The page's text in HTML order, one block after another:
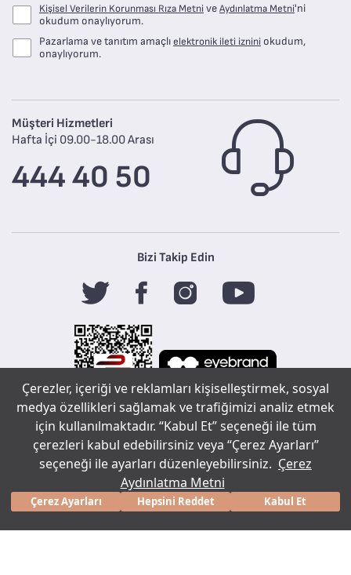
Çerezler, içeriği ve reklamları kişiselleştirmek, sosyal
medya özellikleri sağlamak ve trafiğimizi analiz etmek
için kullanılmaktadır. “Kabul Et” seçeneği ile tüm
çerezleri kabul edebilirsiniz veya “Çerez Ayarları”
seçeneği ile ayarları düzenleyebilirsiniz. Çerez
Aydınlatma Metni
Çerez Ayarları Hepsini Reddet Kabul Et
Kişisel Verilerin Korunması Rıza MetniveAydınlatma Metni'ni
okudum onaylıyorum.
Pazarlama ve tanıtım amaçlıelektronik ileti iznini okudum,
onaylıyorum.
Müşteri Hizmetleri
Hafta İçi 09.00-18.00 Arası
444 40 50
Bizi Takip Edin
2020 Tüm
hakları
saklıdır.
Tefal
bir markasıdır.
Sohbet çerez tercihleri